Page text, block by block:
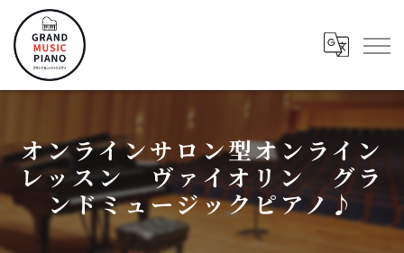
オンラインサロン型オンライン
レッスン ヴァイオリン グラ
ンドミュージックピアノ♪